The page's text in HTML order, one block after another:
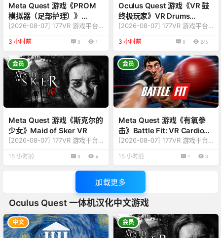
Meta Quest 游戏《PROM
模拟器（足部护理）》
PROM Simulator (Foot
Care)
[2026-08-07] 177VR 游戏平台
ot Care) 版本v2.2.19 【名
【类型】：健康、趣味、免费下
载 【平台】：Quest 2、Quest
Pro、Quest 3、Quest 3S（一
体机版本） 【联机】：单人离线
【大小】：4GB 【刷新】：90Hz
【语言】：英语 【说明】： 关于
3 小时前 0 1
Oculus Quest 游戏《VR 鼓
终极玩家》VR Drums
Ultimate Streamer
[2026-08-07] 177VR 游戏平台
Streamer 版本v36.5.365 【更
下方版本说明 【名称】：VR Dru
ms Ultimate Streamer 【类
型】：节奏、模拟、街机 【平
台】：Quest 2、Quest Pro、Q
uest 3、Quest 3S（一体机版
本） 【联机】：单人离线 【大
3 小时前 0 246
会员
Meta Quest 游戏《斯克尔的
少女》Maid of Sker VR
[2026-08-07] 177VR 游戏平台
本v1.19.23.11 【更新】：修复更
【名称】：Maid of Sker VR
台】：Quest 2、Quest Pro、Q
uest 3、Quest 3S（一体机版
小】：2.5GB 【刷新】：90Hz
【语言】：多国语…
15 小时前 0 4
会员
Meta Quest 游戏《有氧拳
击》Battle Fit: VR Cardio
Boxing
[2026-08-07] 177VR 游戏平台
o Boxing 版本v0.0.8.77 【更
查看下方版本说明 【名称】：Bat
tle Fit: VR Cardio Boxing 【类
型】：动作、冒险、模拟、趣味
【平台】：Quest 2、Quest Pr
机版本） 【联机】：单人…
15 小时前 1 3
加载更多
Oculus Quest 一体机汉化中文游戏
中文 会员